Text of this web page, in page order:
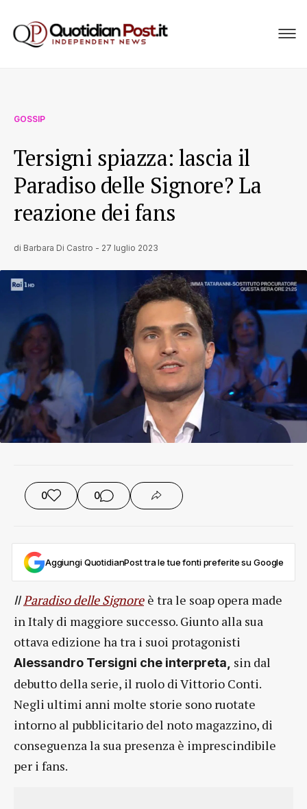
GOSSIP
Tersigni spiazza: lascia il
Paradiso delle Signore? La
reazione dei fans
di Barbara Di Castro - 27 luglio 2023
0 0
Aggiungi QuotidianPost tra le tue fonti preferite su Google
IlParadiso delle Signore è tra le soap opera made
in Italy di maggiore successo. Giunto alla sua
ottava edizione ha tra i suoi protagonisti
Alessandro Tersigni che interpreta, sin dal
debutto della serie, il ruolo di Vittorio Conti.
Negli ultimi anni molte storie sono ruotate
intorno al pubblicitario del noto magazzino, di
conseguenza la sua presenza è imprescindibile
per i fans.